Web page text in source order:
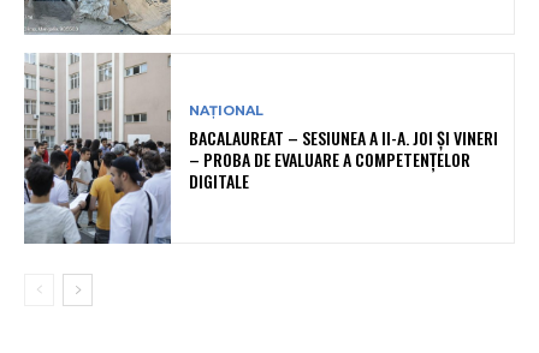
NAȚIONAL
BACALAUREAT – SESIUNEA A II-A. JOI ȘI VINERI
– PROBA DE EVALUARE A COMPETENȚELOR
DIGITALE